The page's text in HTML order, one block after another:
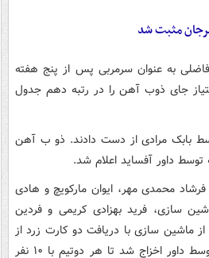
مثبت شد
به عنوان سرمربی پس از پنج هفته
مقابل ذوب آهن به پیروزی برسد و با ۲۷ امتیاز جای ذوب آهن را در رتبه دهم جدول
ضربه پنالتی را توسط بابک مرادی از دست دادند. ذو ب آهن
محمدی مهر، ایوان مارکویچ و هادی
سازی، فرید بهزادی کریمی و فردین
ماشین سازی با دریافت دو کارت زرد از
بازی اخراج شد. قاسم حدادی فر هم از ذوب آهن توسط داور اخزاج شد تا هر دوتیم با ۱۰ نفر